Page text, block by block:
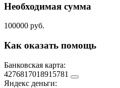
Необходимая сумма
100000 руб.
Как оказать помощь
Банковская карта:
4276817018915781
Яндекс деньги: